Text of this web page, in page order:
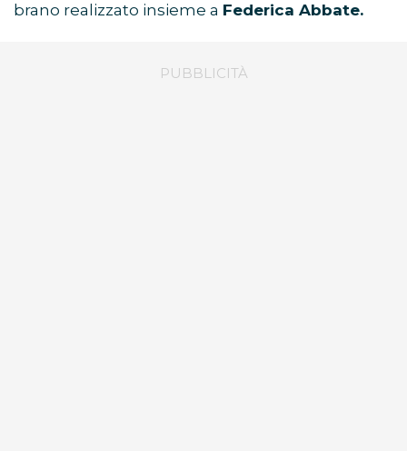
brano realizzato insieme a Federica Abbate.